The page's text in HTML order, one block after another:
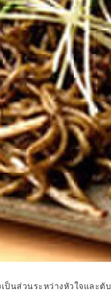
ป็นส่วนระหว่างหัวใจและตับ